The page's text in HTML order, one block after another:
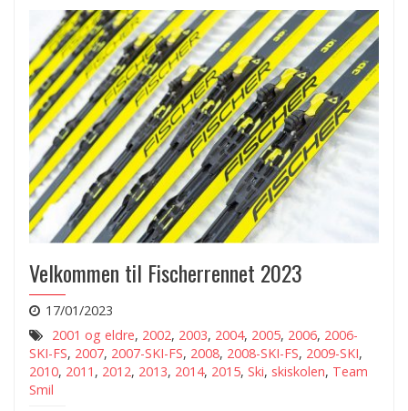
Velkommen til Fischerrennet 2023
17/01/2023
2001 og eldre, 2002, 2003, 2004, 2005, 2006, 2006-
SKI-FS, 2007, 2007-SKI-FS, 2008, 2008-SKI-FS, 2009-SKI,
2010, 2011 , 2012, 2013, 2014, 2015, Ski, skiskolen, Team
Smil